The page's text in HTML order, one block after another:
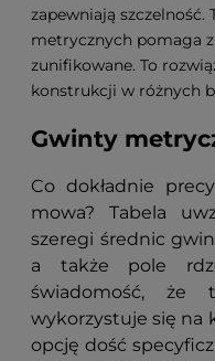
zapewniają
metrycznych pomaga
zunifikowane. To
konstrukcji w różnych
Gwinty
Co dokładnie
mowa? Tabela
szeregi średnic
a także pole
świadomość,
wykorzystuje się na
opcję dość